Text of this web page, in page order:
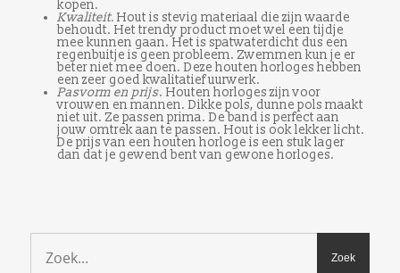
kopen.
Kwaliteit. Hout is stevig materiaal die zijn waarde
behoudt. Het trendy product moet wel een tijdje
mee kunnen gaan. Het is spatwaterdicht dus een
regenbuitje is geen probleem. Zwemmen kun je er
beter niet mee doen. Deze houten horloges hebben
een zeer goed kwalitatief uurwerk.
Pasvorm en prijs. Houten horloges zijn voor
vrouwen en mannen. Dikke pols, dunne pols maakt
niet uit. Ze passen prima. De band is perfect aan
jouw omtrek aan te passen. Hout is ook lekker licht.
De prijs van een houten horloge is een stuk lager
dan dat je gewend bent van gewone horloges.